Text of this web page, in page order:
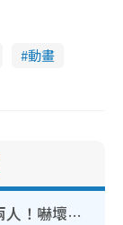
動畫
簡淑兒染金毛剪短頭髮氣質判若兩人！嚇壞老公麥大力都認唔出：「你做咩事？」